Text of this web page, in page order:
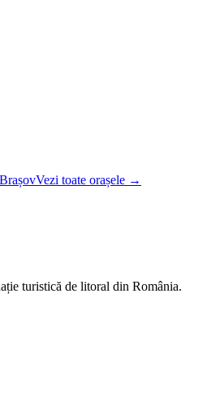
BrașovVezi toate orașele →
turistică de litoral din România.